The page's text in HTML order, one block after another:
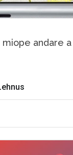
miope andare